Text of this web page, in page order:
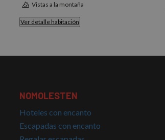
Vistas a la montaña
Ver detalle habitación
NOMOLESTEN
Hoteles con encanto
Escapadas con encanto